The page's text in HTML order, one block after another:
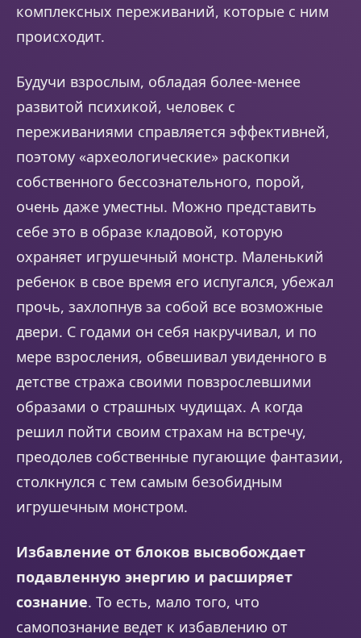
комплексных переживаний, которые с ним
происходит.
Будучи взрослым, обладая более-менее
развитой психикой, человек с
переживаниями справляется эффективней,
поэтому «археологические» раскопки
собственного бессознательного, порой,
очень даже уместны. Можно представить
себе это в образе кладовой, которую
охраняет игрушечный монстр. Маленький
ребенок в свое время его испугался, убежал
прочь, захлопнув за собой все возможные
двери. С годами он себя накручивал, и по
мере взросления, обвешивал увиденного в
детстве стража своими повзрослевшими
образами о страшных чудищах. А когда
решил пойти своим страхам на встречу,
преодолев собственные пугающие фантазии,
столкнулся с тем самым безобидным
игрушечным монстром.
Избавление от блоков высвобождает
подавленную энергию и расширяет
сознание. То есть, мало того, что
самопознание ведет к избавлению от